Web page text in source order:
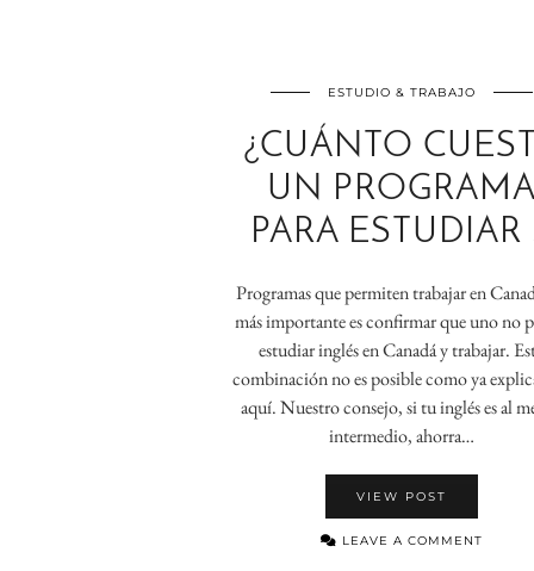
ESTUDIO & TRABAJO
¿CUÁNTO
UN
PARA ESTUDIAR
Programas que permiten trabajar en
más importante es confirmar que uno no
estudiar inglés en Canadá y trabajar.
combinación no es posible como ya
aquí. Nuestro consejo, si tu inglés es al
intermedio, ahorra…
VIEW POST
LEAVE A COMMENT